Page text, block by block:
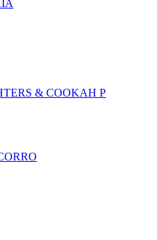
& COOKAH P